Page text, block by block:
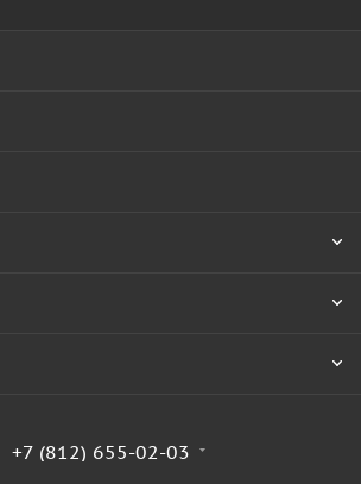
+7 (812) 655-02-03